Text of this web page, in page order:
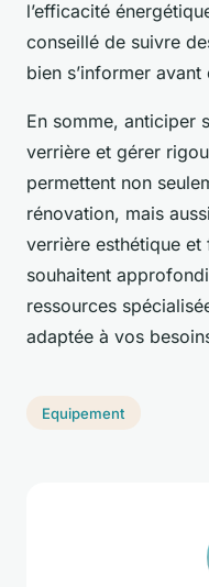
l’efficacité
conseillé de suivre
bien s’informer
En somme, anticiper
verrière et gérer
permettent non
rénovation, mais
verrière esthétique
souhaitent
ressources
adaptée à vos
Equipement